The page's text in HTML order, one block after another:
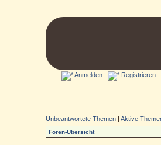
Anmelden Registrieren
Unbeantwortete Themen |Aktive
Foren-Übersicht